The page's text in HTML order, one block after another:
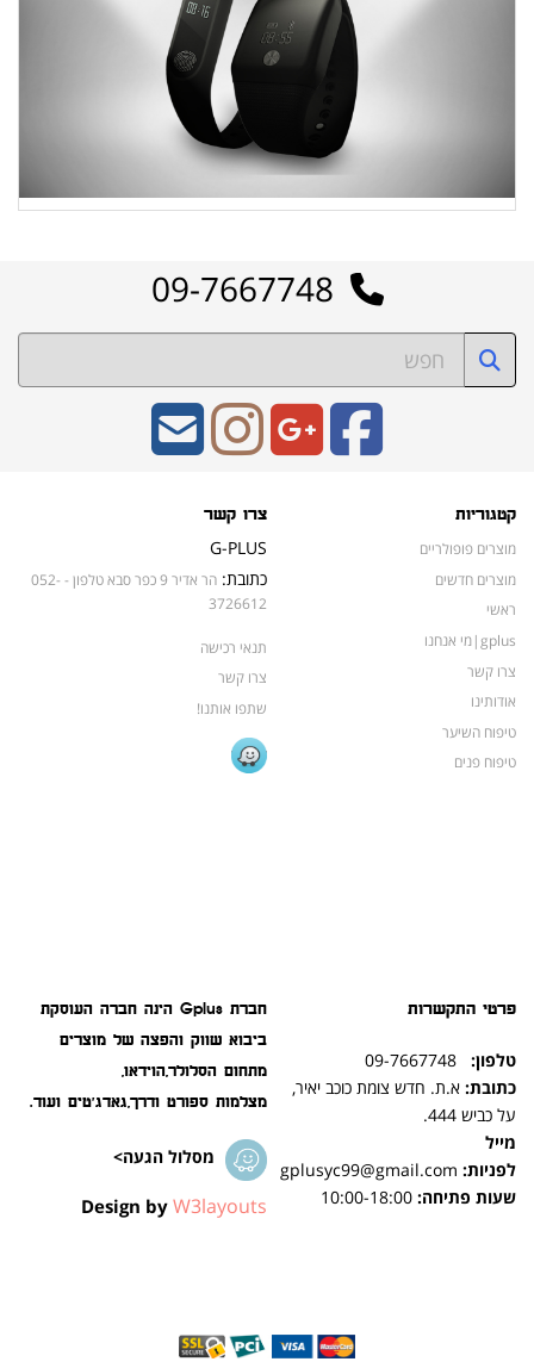
קטגוריות
מוצרים פופולריים
מוצרים חדשים
ראשי
gplus|מי אנחנו
צרו קשר
אודותינו
טיפוח השיער
טיפוח פנים
צרו קשר
G-PLUS
כתובת:
הר אדיר 9 כפר סבא טלפון - 052-
3726612
תנאי רכישה
צרו קשר
שתפו אותנו!
פרטי התקשרות
טלפון:
כתובת: א.ת. חדש צומת כוכב יאיר,
על כביש 444.
מייל
לפניות: gplusyc99@gmail.com
שעות פתיחה:
חברת Gplus הינה חברה העוסקת
ביבוא שווק והפצה של מוצרים
מתחום הסלולר,הוידאו,
מצלמות ספורט ודרך,גאדג'טים ועוד.
מסלול הגעה>
Design by W3layouts